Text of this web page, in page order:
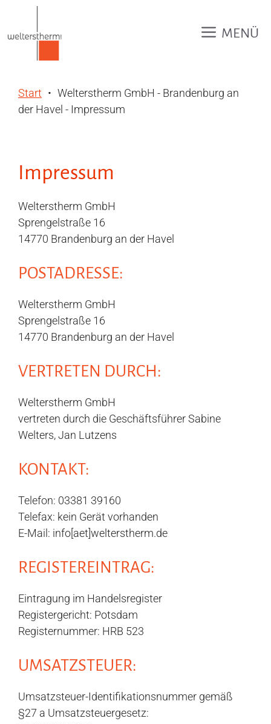
springen
MENÜ
Start
Welterstherm GmbH - Brandenburg an
der Havel - Impressum
Impressum
Welterstherm GmbH
Sprengelstraße 16
14770 Brandenburg an der Havel
POSTADRESSE:
Welterstherm GmbH
Sprengelstraße 16
14770 Brandenburg an der Havel
VERTRETEN DURCH:
Welterstherm GmbH
vertreten durch die Geschäftsführer Sabine
Welters, Jan Lutzens
KONTAKT:
Telefon: 03381 39160
Telefax: kein Gerät vorhanden
E-Mail: info[aet]welterstherm.de
REGISTEREINTRAG:
Eintragung im Handelsregister
Registergericht: Potsdam
Registernummer: HRB 523
UMSATZSTEUER:
Umsatzsteuer-Identifikationsnummer gemäß
§27 a Umsatzsteuergesetz: